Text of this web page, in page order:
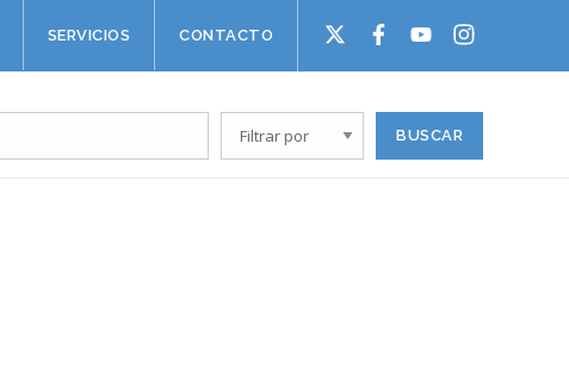
SERVICIOS CONTACTO